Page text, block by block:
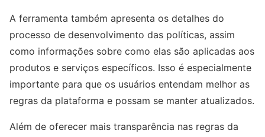
A ferramenta também apresenta os detalhes do
processo de desenvolvimento das políticas, assim
como informações sobre como elas são aplicadas aos
produtos e serviços específicos. Isso é especialmente
importante para que os usuários entendam melhor as
regras da plataforma e possam se manter atualizados.
Além de oferecer mais transparência nas regras da